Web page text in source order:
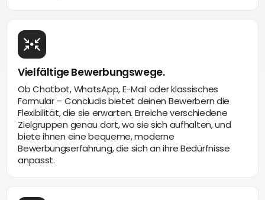
Vielfältige Bewerbungswege.
Ob Chatbot, WhatsApp, E-Mail oder klassisches
Formular – Concludis bietet deinen Bewerbern die
Flexibilität, die sie erwarten. Erreiche verschiedene
Zielgruppen genau dort, wo sie sich aufhalten, und
biete ihnen eine bequeme, moderne
Bewerbungserfahrung, die sich an ihre Bedürfnisse
anpasst.